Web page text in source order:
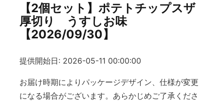
【2個セット】ポテトチップスザ
厚切り うすしお味
【2026/09/30】
提供開始日: 2026-05-11 00:00:00
お届け時期によりパッケージデザイン、仕様が変更
になる場合がございます。あらかじめご了承くださ